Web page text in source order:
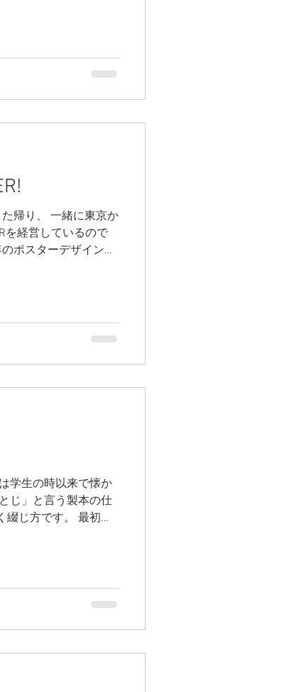
帰り、 一緒に東京か
を経営しているので
ポスターデザインの
学生の時以来で懐か
じ」と言う製本の仕
じ方です。 最初は